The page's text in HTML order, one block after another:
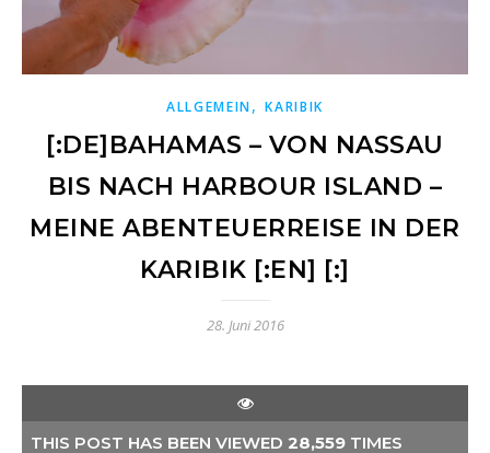
ALLGEMEIN,KARIBIK
[:DE]BAHAMAS – VON NASSAU
BIS NACH HARBOUR ISLAND –
MEINE ABENTEUERREISE IN DER
KARIBIK [:EN] [:]
28. Juni 2016
THIS POST HAS BEEN VIEWED 28,559 TIMES